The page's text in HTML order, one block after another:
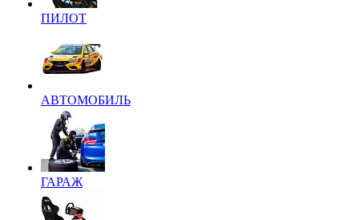
ПИЛОТ
АВТОМОБИЛЬ
ГАРАЖ